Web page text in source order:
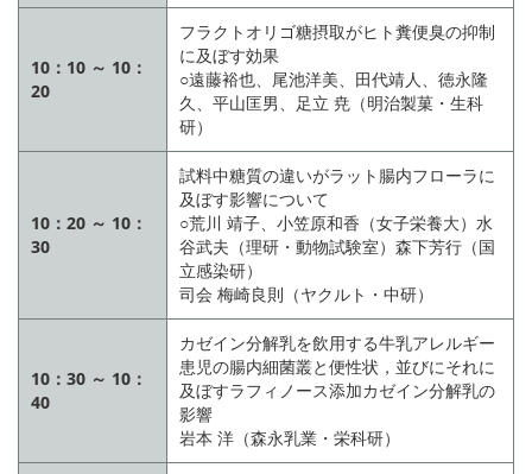
10：10 ～ 10：
20
フラクトオリゴ糖摂取がヒト糞便臭の抑制
に及ぼす効果
○遠藤裕也、尾池洋美、田代靖人、徳永隆
久、平山匡男、足立 尭（明治製菓・生科
研）
10：20 ～ 10：
30
試料中糖質の違いがラット腸内フローラに
及ぼす影響について
○荒川 靖子、小笠原和香（女子栄養大）水
谷武夫（理研・動物試験室）森下芳行（国
立感染研）
司会 梅崎良則（ヤクルト・中研）
10：30 ～ 10：
40
カゼイン分解乳を飲用する牛乳アレルギー
患児の腸内細菌叢と便性状，並びにそれに
及ぼすラフィノース添加カゼイン分解乳の
影響
岩本 洋（森永乳業・栄科研）